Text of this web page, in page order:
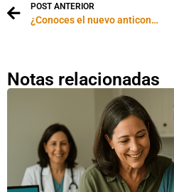
POST ANTERIOR
¿Conoces el nuevo anticonceptivo intravaginal?
Notas relacionadas